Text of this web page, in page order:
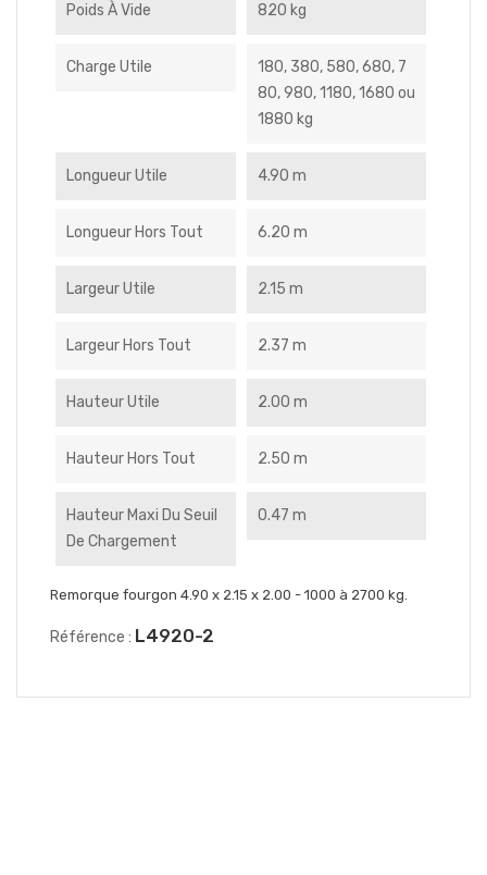
Poids À Vide 820 kg
Charge Utile
180, 380, 580, 680, 7
80, 980, 1180, 1680 ou
1880 kg
Longueur Utile 4.90 m
Longueur Hors Tout 6.20 m
Largeur Utile 2.15 m
Largeur Hors Tout 2.37 m
Hauteur Utile 2.00 m
Hauteur Hors Tout 2.50 m
Hauteur Maxi Du Seuil
De Chargement
0.47 m
Remorque fourgon 4.90 x 2.15 x 2.00 - 1000 à 2700 kg.
Référence : L4920-2